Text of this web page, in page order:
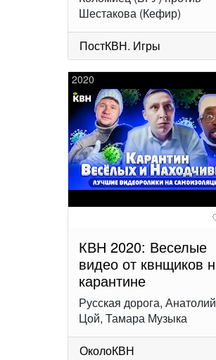
Шестакова (Кефир)
ПостКВН. Игры
2020
КВН 2020: Веселые
видео от квнщиков
карантине
Русская дорога, Анатолий
Цой, Тамара Музыка
ОколоКВН